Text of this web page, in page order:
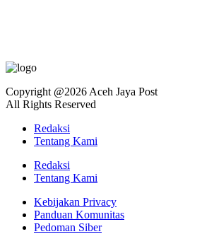
Copyright @2026 Aceh Jaya Post
All Rights Reserved
Redaksi
Tentang Kami
Redaksi
Tentang Kami
Kebijakan Privacy
Panduan Komunitas
Pedoman Siber